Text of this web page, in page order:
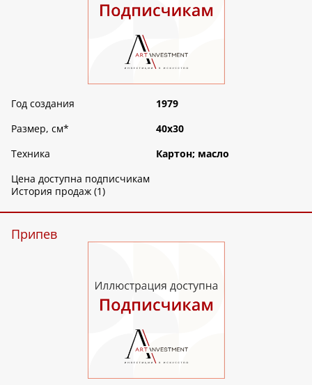
Год создания
1979
Размер, см*
40х30
Техника
Картон; масло
Цена доступна подписчикам
История продаж (1)
Припев